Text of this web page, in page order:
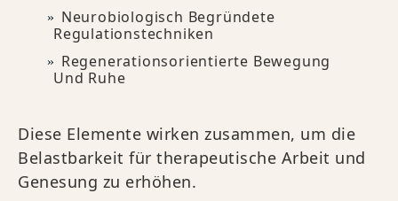
Neurobiologisch Begründete
Regulationstechniken
Regenerationsorientierte Bewegung
Und Ruhe
Diese Elemente wirken zusammen, um die
Belastbarkeit für therapeutische Arbeit und
Genesung zu erhöhen.